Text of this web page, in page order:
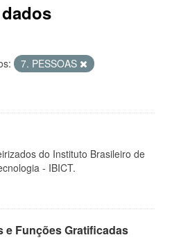
7. PESSOAS
do Instituto Brasileiro de
- IBICT.
Funções Gratificadas